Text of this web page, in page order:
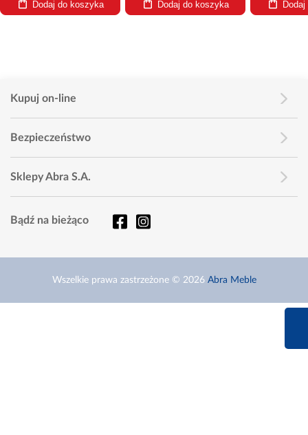
koszyka Dodaj do koszyka Dodaj do koszyka
Kupuj on-line
Bezpieczeństwo
Sklepy Abra S.A.
Bądź na bieżąco
Wszelkie prawa zastrzeżone © 2026 Abra Meble